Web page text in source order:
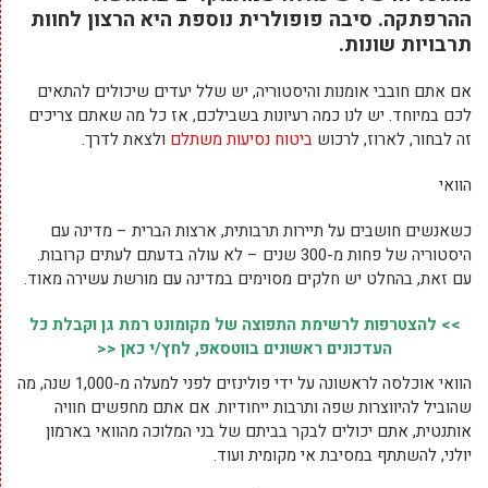
ההרפתקה. סיבה פופולרית נוספת היא הרצון לחוות
תרבויות שונות.
אם אתם חובבי אומנות והיסטוריה, יש שלל יעדים שיכולים להתאים
לכם במיוחד. יש לנו כמה רעיונות בשבילכם, אז כל מה שאתם צריכים
זה לבחור, לארוז, לרכוש ביטוח נסיעות משתלם ולצאת לדרך.
הוואי
כשאנשים חושבים על תיירות תרבותית, ארצות הברית – מדינה עם
היסטוריה של פחות מ-300 שנים – לא עולה בדעתם לעתים קרובות.
עם זאת, בהחלט יש חלקים מסוימים במדינה עם מורשת עשירה מאוד.
>> להצטרפות לרשימת התפוצה של מקומונט רמת גן וקבלת כל
העדכונים ראשונים בווטסאפ, לחץ/י כאן <<
הוואי אוכלסה לראשונה על ידי פולינזים לפני למעלה מ-1,000 שנה, מה
שהוביל להיווצרות שפה ותרבות ייחודיות. אם אתם מחפשים חוויה
אותנטית, אתם יכולים לבקר בביתם של בני המלוכה מהוואי בארמון
יולני, להשתתף במסיבת אי מקומית ועוד.